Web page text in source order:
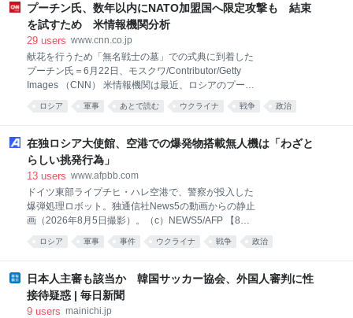
学誌ネイチャー・コミュニケーションズに発表した調
査結果を受けたもの。 同調査は、中国企業が資源豊富
なコンゴで多量のウランを含む水酸化コバルトを採掘
側は否定している。 重要鉱物の世界有数の供給国であ
るコンゴは、米中の主導権争いの渦中にある。米国は
戦略資源である重要鉱物に関して中国への依存度を下
げようとしている。 コンゴは世界のコバルトの68％を
数々の
プーチン氏、数年以内にNATO加盟国へ限定攻撃も 結束
を試すため 米情報機関分析
29 users www.cnn.co.jp
献花を行うため「無名戦士の墓」での式典に到着した
プーチン氏＝6月22日、モスクワ/Contributor/Getty
Images （CNN） 米情報機関は最近、ロシアのプーチ
ン大統領が今後数年のうちに北大西洋条約機構
（NATO）加盟国に限定的な攻撃を仕掛け、NATOの決
報告書の内容に詳しい複数の情報筋が明らかにした。
情報筋によると、情報機関の分析では、ロシアによる
事態激化のシナリオの概略がいくつか示されている。
の攻撃に当たる」と規定するNATO条約第5条への決意
やNATOの結束を試す小規模侵攻まで、複数の可能性
があるが、同盟国の対応を招く閾値（いきち）を超え
るものになるとは必ずしも限らないとみられる。 プー
ロシア 軍事 あとで読む ウクライナ 戦争 政治
在独ロシア大使館、空港での爆発物搭載無人機は「わざと
らしい挑発行為」
13 users www.afpbb.com
ドイツ東部ライプチヒ・ハレ空港で、警察が投入した
爆弾処理ロボット。独通信社News5の動画からの静止
画（2026年8月5日撮影）。（c）NEWS5/AFP 【8月8
日 AFP】ドイツ東部ライプチヒ・ハレ空港で爆発物を
積んだ無人機が発見された事件について、在独ロシア
「わざとらしい挑発行為だ」だと述べた。 同大使館は
公式ウェブサイトで、この事件は「ウクライナ政府お
よび欧州政界既成勢力の軍事重視の強硬派の利益にし
ロシア 軍事 事件 ウクライナ 戦争 政治
日本人主審も該当か 韓国サッカー協会、外国人審判に性
接待疑惑 | 毎日新聞
9 users mainichi.jp